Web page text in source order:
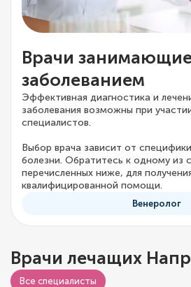
Врачи
заболеванием
Эффективная диагностика и
заболевания возможны при
специалистов.
Выбор врача зависит от
болезни. Обратитесь к одному из
перечисленных ниже, для
квалифицированной помощи.
Венеролог
Врачи лечащих
Все специалисты